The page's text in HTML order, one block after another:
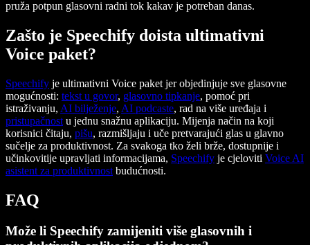
pruža potpun glasovni radni tok kakav je potreban danas.
Zašto je Speechify doista ultimativni
Voice paket?
Speechify je ultimativni Voice paket jer objedinjuje sve glasovne
mogućnosti: tekst u govor, glasovno tipkanje, pomoć pri
istraživanju, AI bilježenje, AI podcaste, rad na više uređaja i
pristupačnost u jednu snažnu aplikaciju. Mijenja način na koji
korisnici čitaju, pišu, razmišljaju i uče pretvarajući glas u glavno
sučelje za produktivnost. Za svakoga tko želi brže, dostupnije i
učinkovitije upravljati informacijama, Speechify je cjeloviti Voice AI
asistent za produktivnost budućnosti.
FAQ
Može li Speechify zamijeniti više glasovnih i